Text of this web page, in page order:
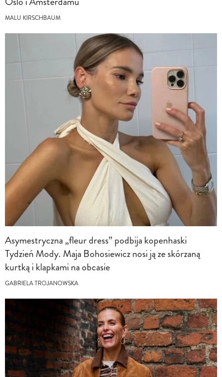
MALU KIRSCHBAUM
Asymestryczna „fleur dress” podbija kopenhaski
Tydzień Mody. Maja Bohosiewicz nosi ją ze skórzaną
kurtką i klapkami na obcasie
GABRIELA TROJANOWSKA